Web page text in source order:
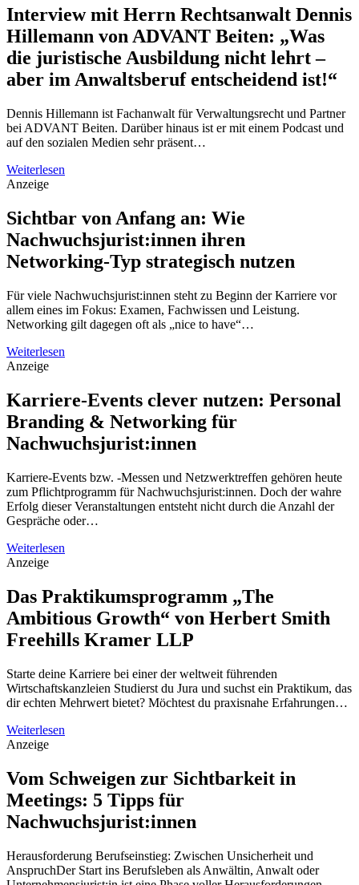
Interview mit Herrn Rechtsanwalt Dennis
Hillemann von ADVANT Beiten: „Was
die juristische Ausbildung nicht lehrt –
aber im Anwaltsberuf entscheidend ist!“
Dennis Hillemann ist Fachanwalt für Verwaltungsrecht und Partner
bei ADVANT Beiten. Darüber hinaus ist er mit einem Podcast und
auf den sozialen Medien sehr präsent…
Weiterlesen
Anzeige
Sichtbar von Anfang an: Wie
Nachwuchsjurist:innen ihren
Networking-Typ strategisch nutzen
Für viele Nachwuchsjurist:innen steht zu Beginn der Karriere vor
allem eines im Fokus: Examen, Fachwissen und Leistung.
Networking gilt dagegen oft als „nice to have“…
Weiterlesen
Anzeige
Karriere-Events clever nutzen: Personal
Branding & Networking für
Nachwuchsjurist:innen
Karriere-Events bzw. -Messen und Netzwerktreffen gehören heute
zum Pflichtprogramm für Nachwuchsjurist:innen. Doch der wahre
Erfolg dieser Veranstaltungen entsteht nicht durch die Anzahl der
Gespräche oder…
Weiterlesen
Anzeige
Das Praktikumsprogramm „The
Ambitious Growth“ von Herbert Smith
Freehills Kramer LLP
Starte deine Karriere bei einer der weltweit führenden
Wirtschaftskanzleien Studierst du Jura und suchst ein Praktikum, das
dir echten Mehrwert bietet? Möchtest du praxisnahe Erfahrungen…
Weiterlesen
Anzeige
Vom Schweigen zur Sichtbarkeit in
Meetings: 5 Tipps für
Nachwuchsjurist:innen
Herausforderung Berufseinstieg: Zwischen Unsicherheit und
AnspruchDer Start ins Berufsleben als Anwältin, Anwalt oder